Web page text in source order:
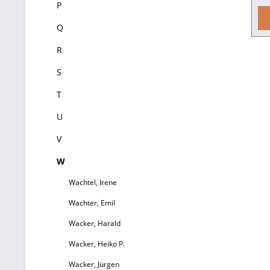
P
Q
R
S
T
U
V
W
Wachtel, Irene
Wachter, Emil
Wacker, Harald
Wacker, Heiko P.
Wacker, Jürgen